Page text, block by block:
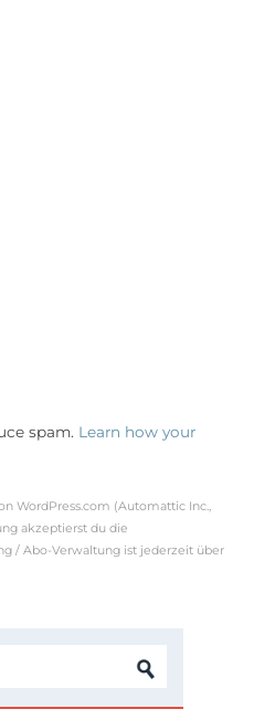
spam. Learn how your
WordPress.com (Automattic Inc.,
akzeptierst du die
/ Abo-Verwaltung ist jederzeit über